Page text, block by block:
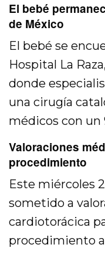
El bebé
de México
El bebé se
Hospital La
donde
una cirugía
médicos con un
Valoraciones
procedimiento
Este miércoles
sometido a
cardiotorácica
procedimiento